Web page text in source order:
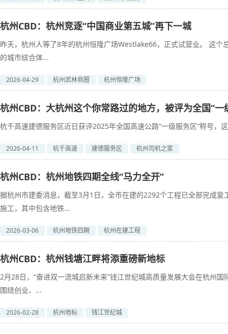
杭州CBD：杭州竞逐“中国商业第五城”再下一城
昨天，杭州人等了8年的杭州恒隆广场Westlake66，正式试营业。 这
的城市综合体...
2026-04-29 杭州武林商圈 杭州恒隆广场
杭州CBD：大杭州这个你常路过的地方，被评为全国“一
杭千高速建德服务区近日获评2025年全国高速公路“一级服务区”称号，
2026-04-11 杭千高速 建德服务区 杭州司机之家
杭州CBD：杭州地铁四期全线“马力全开”
据杭州市建委消息，截至3月1日，全市在建的2292个工程已全部完成
施工，其中包含地铁...
2026-03-06 杭州地铁四期 杭州在建工程
杭州CBD：杭州钱塘江畔将添重磅新地标
2月28日，“奋进双一流城启新未来”钱江世纪城高质量发展大会在杭州
围绕创业、...
2026-02-28 杭州地标 钱江世纪城